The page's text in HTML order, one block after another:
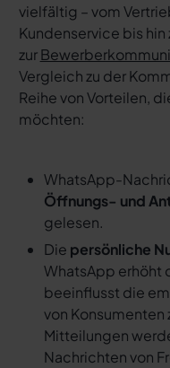
vielfältig – vom
Kundenservice bis
zur
Vergleich zu der
Reihe von Vorteilen,
möchten:
WhatsApp-
Öffnungs- und
gelesen.
Die persönliche
WhatsApp erhöht
beeinflusst die
von Konsumenten
Mitteilungen
Nachrichten von